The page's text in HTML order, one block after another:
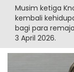
Musim ketiga
kembali
bagi para
3 April 2026.